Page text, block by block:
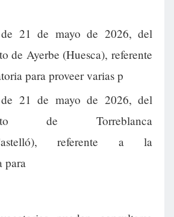
de 21 de mayo de 2026, del
de Ayerbe (Huesca), referente
para proveer varias p
de 21 de mayo de 2026, del
de Torreblanca
Castelló), referente a la
para